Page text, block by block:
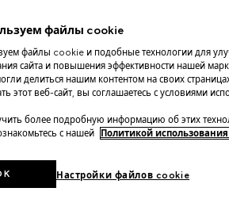
файлы cookie
файлы cookie и подобные технологии для
сайта и повышения эффективности нашей
делиться нашим контентом на своих
этот веб-сайт, вы соглашаетесь с условиями
более подробную информацию об этих
с нашей
Политикой
Настройки файлов cookie